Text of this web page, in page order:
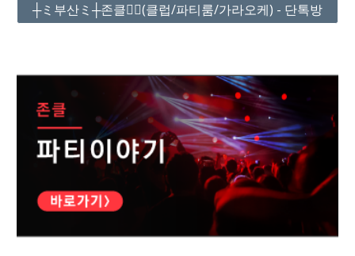
┼ミ부산ミ┼존클❤️‍🔥(클럽/파티룸/가라오케) - 단톡방